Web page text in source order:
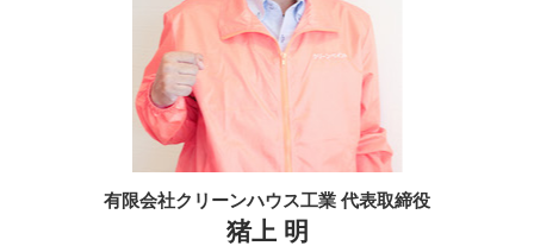
有限会社クリーンハウス工業 代表取締役
猪上 明